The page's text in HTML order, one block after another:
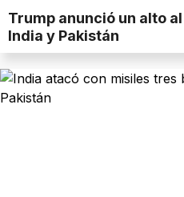
Trump anunció un alto
India y Pakistán